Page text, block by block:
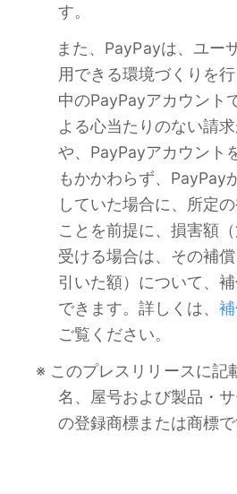
す。
また、PayPayは、ユー
用できる環境づくりを
中のPayPayアカウント
よる心当たりのない請
や、PayPayアカウント
もかかわらず、PayPay
していた場合に、所定
ことを前提に、損害額
受ける場合は、その補
引いた額）について、
できます。詳しくは、
ご覧ください。
※ このプレスリリースに記
名、屋号および製品・
の登録商標または商標で